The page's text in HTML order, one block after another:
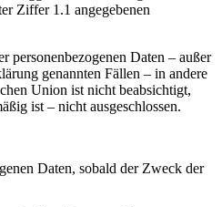
Ziffer 1.1 angegebenen
personenbezogenen Daten – außer
genannten Fällen – in andere
Union ist nicht beabsichtigt,
ist – nicht ausgeschlossen.
Daten, sobald der Zweck der